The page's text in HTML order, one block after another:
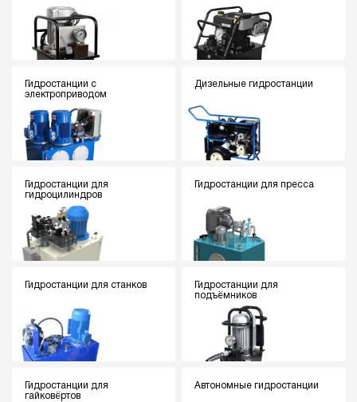
Гидростанции с
электроприводом
Дизельные гидростанции
Гидростанции для
гидроцилиндров
Гидростанции для пресса
Гидростанции для станков
Гидростанции для
подъёмников
Гидростанции для
гайковёртов
Автономные гидростанции